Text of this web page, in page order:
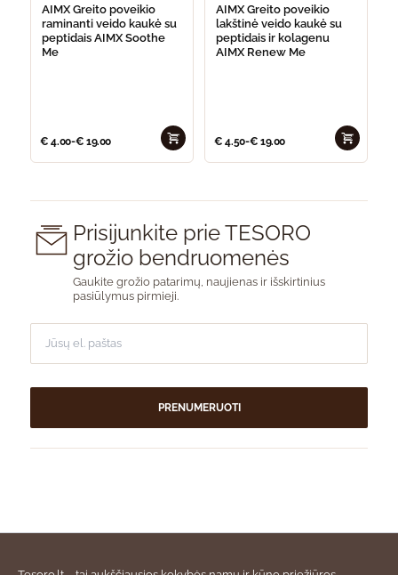
AIMX Greito poveikio
raminanti veido kaukė su
peptidais AIMX Soothe
Me
€ 4.00-€ 19.00
AIMX Greito poveikio
lakštinė veido kaukė su
peptidais ir kolagenu
AIMX Renew Me
€ 4.50-€ 19.00
Prisijunkite prie TESORO
grožio bendruomenės
Gaukite grožio patarimų, naujienas ir išskirtinius
pasiūlymus pirmieji.
PRENUMERUOTI